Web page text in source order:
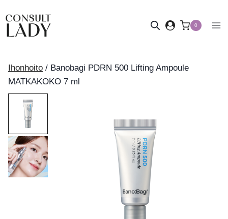
sisältöön
0
Ihonhoito / Banobagi PDRN 500 Lifting Ampoule
MATKAKOKO 7 ml